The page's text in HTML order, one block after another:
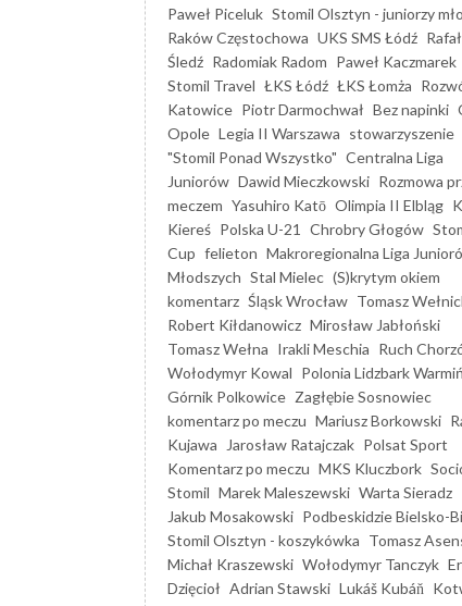
Paweł Piceluk Stomil Olsztyn - juniorzy
Raków Częstochowa UKS SMS Łódź Rafał
Śledź Radomiak Radom Paweł Kaczmarek
Stomil Travel ŁKS Łódź ŁKS Łomża
Katowice Piotr Darmochwał Bez napinki
Opole Legia II Warszawa stowarzyszenie
"Stomil Ponad Wszystko" Centralna Liga
Juniorów Dawid Mieczkowski Rozmowa
meczem Yasuhiro Katō Olimpia II Elbląg
Kiereś Polska U-21 Chrobry Głogów
Cup felieton Makroregionalna Liga
Młodszych Stal Mielec (S)krytym okiem
komentarz Śląsk Wrocław Tomasz
Robert Kiłdanowicz Mirosław Jabłoński
Tomasz Wełna Irakli Meschia Ruch
Wołodymyr Kowal Polonia Lidzbark
Górnik Polkowice Zagłębie Sosnowiec
komentarz po meczu Mariusz Borkowski
Kujawa
Jarosław Ratajczak Polsat Sport
Komentarz po meczu MKS Kluczbork
Stomil Marek Maleszewski Warta Sieradz
Jakub Mosakowski Podbeskidzie Bielsko-
Stomil Olsztyn - koszykówka Tomasz
Michał Kraszewski Wołodymyr Tanczyk
Dzięcioł Adrian Stawski Lukáš Kubáň